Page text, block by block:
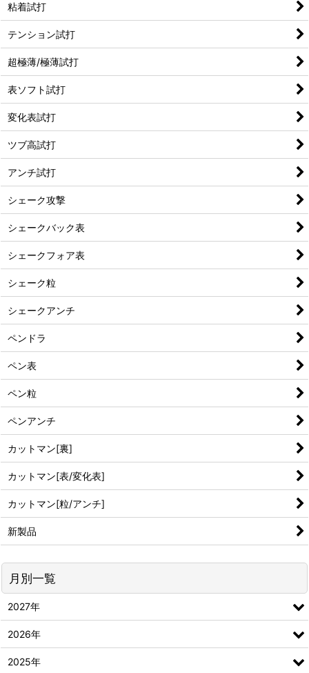
粘着試打
テンション試打
超極薄/極薄試打
表ソフト試打
変化表試打
ツブ高試打
アンチ試打
シェーク攻撃
シェークバック表
シェークフォア表
シェーク粒
シェークアンチ
ペンドラ
ペン表
ペン粒
ペンアンチ
カットマン[裏]
カットマン[表/変化表]
カットマン[粒/アンチ]
新製品
月別一覧
2027年
2026年
2025年